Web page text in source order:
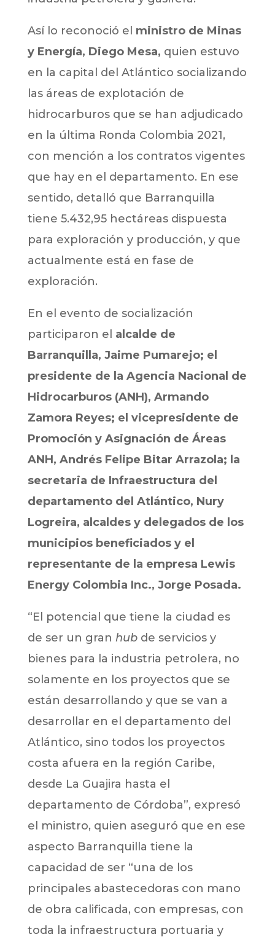
Así lo reconoció el ministro de Minas
y Energía, Diego Mesa, quien estuvo
en la capital del Atlántico socializando
las áreas de explotación de
hidrocarburos que se han adjudicado
en la última Ronda Colombia 2021,
con mención a los contratos vigentes
que hay en el departamento. En ese
sentido, detalló que Barranquilla
tiene 5.432,95 hectáreas dispuesta
para exploración y producción, y que
actualmente está en fase de
exploración.
En el evento de socialización
participaron el alcalde de
Barranquilla, Jaime Pumarejo; el
presidente de la Agencia Nacional de
Hidrocarburos (ANH), Armando
Zamora Reyes; el vicepresidente de
Promoción y Asignación de Áreas
ANH, Andrés Felipe Bitar Arrazola; la
secretaria de Infraestructura del
departamento del Atlántico, Nury
Logreira, alcaldes y delegados de los
municipios beneficiados y el
representante de la empresa Lewis
Energy Colombia Inc., Jorge Posada.
“El potencial que tiene la ciudad es
de ser un gran hub de servicios y
bienes para la industria petrolera, no
solamente en los proyectos que se
están desarrollando y que se van a
desarrollar en el departamento del
Atlántico, sino todos los proyectos
costa afuera en la región Caribe,
desde La Guajira hasta el
departamento de Córdoba”, expresó
el ministro, quien aseguró que en ese
aspecto Barranquilla tiene la
capacidad de ser “una de los
principales abastecedoras con mano
de obra calificada, con empresas, con
toda la infraestructura portuaria y